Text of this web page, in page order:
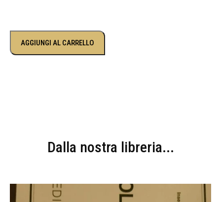
AGGIUNGI AL CARRELLO
Dalla nostra libreria...